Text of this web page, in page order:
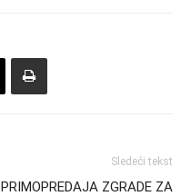
Sledeći tekst
PRIMOPREDAJA ZGRADE ZA